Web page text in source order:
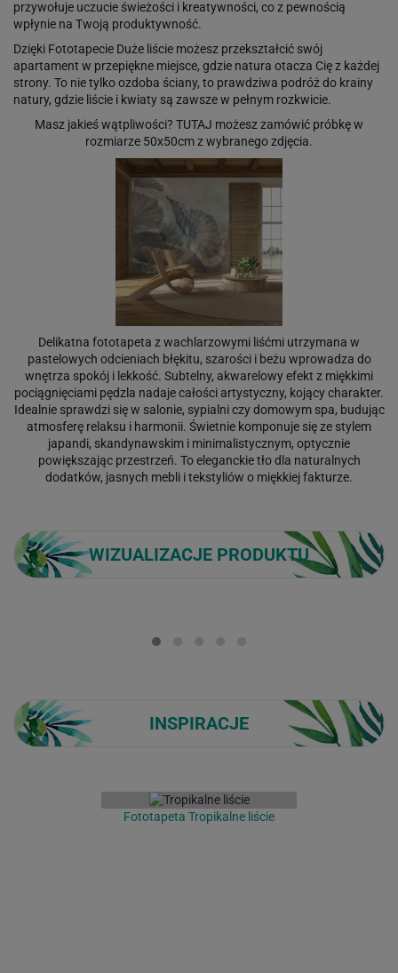
przywołuje uczucie świeżości i kreatywności, co z pewnością
wpłynie na Twoją produktywność.
Dzięki Fototapecie Duże liście możesz przekształcić swój
apartament w przepiękne miejsce, gdzie natura otacza Cię z każdej
strony. To nie tylko ozdoba ściany, to prawdziwa podróż do krainy
natury, gdzie liście i kwiaty są zawsze w pełnym rozkwicie.
Masz jakieś wątpliwości? TUTAJ możesz zamówić próbkę w
rozmiarze 50x50cm z wybranego zdjęcia.
Delikatna fototapeta z wachlarzowymi liśćmi utrzymana w
pastelowych odcieniach błękitu, szarości i beżu wprowadza do
wnętrza spokój i lekkość. Subtelny, akwarelowy efekt z miękkimi
pociągnięciami pędzla nadaje całości artystyczny, kojący charakter.
Idealnie sprawdzi się w salonie, sypialni czy domowym spa, budując
atmosferę relaksu i harmonii. Świetnie komponuje się ze stylem
japandi, skandynawskim i minimalistycznym, optycznie
powiększając przestrzeń. To eleganckie tło dla naturalnych
dodatków, jasnych mebli i tekstyliów o miękkiej fakturze.
WIZUALIZACJE PRODUKTU
INSPIRACJE
Fototapeta Tropikalne liście